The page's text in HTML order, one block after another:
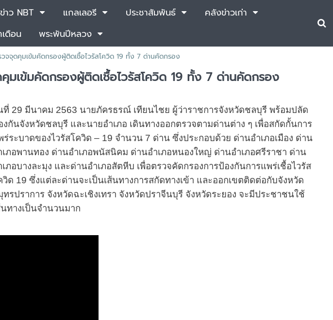
าว NBT แกลเลอรี ประชาสัมพันธ์
คลังข่าวเก่า
เดือน พระพันปีหลวง
จจุดคุมเข้มคัดกรองผู้ติดเชื้อไวรัสโควิด 19 ทั้ง 7 ด่านคัดกรอง
มเข้มคัดกรองผู้ติดเชื้อไวรัสโควิด 19 ทั้ง 7 ด่านคัดกรอง
ที่ 29 มีนาคม 2563 นายภัครธรณ์ เทียนไชย ผู้ว่าราชการจังหวัดชลบุรี พร้อมปลัด
งกันจังหวัดชลบุรี และนายอำเภอ เดินทางออกตรวจตามด่านต่าง ๆ เพื่อสกัดกั้นการ
ร่ระบาดของไวรัสโควิด – 19 จำนวน 7 ด่าน ซึ่งประกอบด้วย ด่านอำเภอเมือง ด่าน
เภอพานทอง ด่านอำเภอพนัสนิคม ด่านอำเภอหนองใหญ่ ด่านอำเภอศรีราชา ด่าน
เภอบางละมุง และด่านอำเภอสัตหีบ เพื่อตรวจคัดกรองการป้องกันการแพร่เชื้อไวรัส
วิด 19 ซึ่งแต่ละด่านจะเป็นเส้นทางการสกัดทางเข้า และออกเขตติดต่อกับจังหวัด
ทรปราการ จังหวัดฉะเชิงเทรา จังหวัดปราจีนบุรี จังหวัดระยอง จะมีประชาชนใช้
นทางเป็นจำนวนมาก